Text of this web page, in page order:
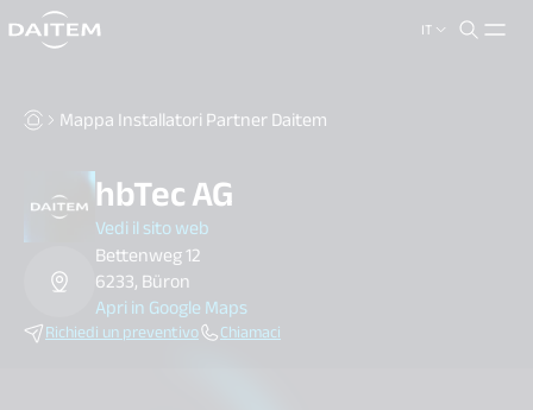
IT
search.label
Mappa Installatori Partner Daitem
hbTec AG
Vedi il sito web
Bettenweg 12
6233, Büron
Apri in Google Maps
Richiedi un preventivo Chiamaci